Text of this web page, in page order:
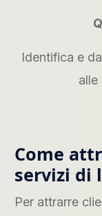
Identifica e
alle
Come
servizi di
Per attrarre